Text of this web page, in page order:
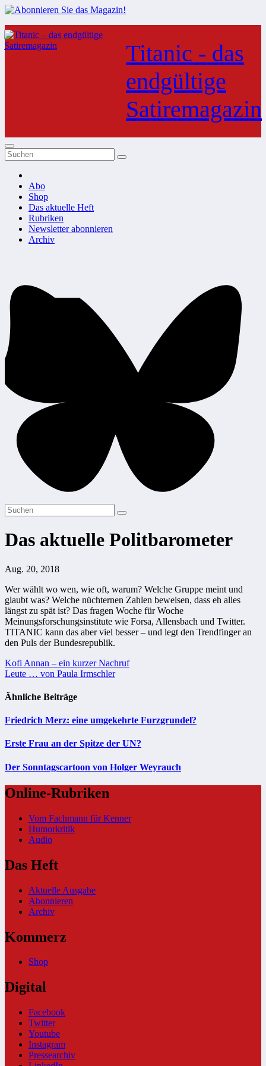
Zum
Inhalt
springen
Titanic - das
endgültige
Satiremagazin
Abo
Shop
Das aktuelle Heft
Rubriken
Newsletter abonnieren
Archiv
Das aktuelle Politbarometer
Aug. 20, 2018
Wer wählt wo wen, wie oft, warum? Welche Gruppe meint und
glaubt was? Welche nüchternen Zahlen beweisen, dass eh alles
längst zu spät ist? Das fragen Woche für Woche
Meinungsforschungsinstitute wie Forsa, Allensbach und Twitter.
TITANIC kann das aber viel besser – und legt den Trendfinger an
den Puls der Bundesrepublik.
Beitragsnavigation
Kofi Annan – ein kurzer Nachruf
Leute … von Paula Irmschler
Ähnliche Beiträge
Friedrich Merz: eine umgekehrte Furzgrundel?
Erste Frau an der Spitze der UN?
Der Sonntagscartoon von Holger Weyrauch
Online-Rubriken
Vom Fachmann für Kenner
Humorkritik
Audio
Das Heft
Aktuelle Ausgabe
Abonnieren
Archiv
Kommerz
Shop
Digital
Facebook
Twitter
Youtube
Instagram
Pressearchiv